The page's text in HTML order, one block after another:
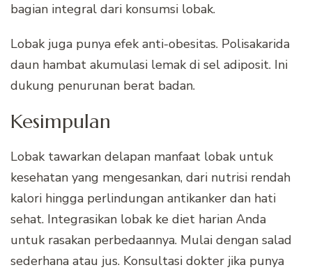
bagian integral dari konsumsi lobak.
Lobak juga punya efek anti-obesitas. Polisakarida
daun hambat akumulasi lemak di sel adiposit. Ini
dukung penurunan berat badan.
Kesimpulan
Lobak tawarkan delapan manfaat lobak untuk
kesehatan yang mengesankan, dari nutrisi rendah
kalori hingga perlindungan antikanker dan hati
sehat. Integrasikan lobak ke diet harian Anda
untuk rasakan perbedaannya. Mulai dengan salad
sederhana atau jus. Konsultasi dokter jika punya